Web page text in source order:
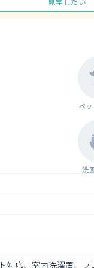
ペ
洗
応、室内洗濯置、フ